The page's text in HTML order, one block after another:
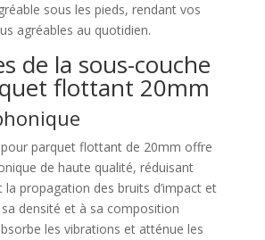
sous les pieds, rendant vos
agréables au quotidien.
de la sous-couche
flottant 20mm
parquet flottant de 20mm offre
de haute qualité, réduisant
la propagation des bruits d’impact et
sa densité et à sa composition
les vibrations et atténue les